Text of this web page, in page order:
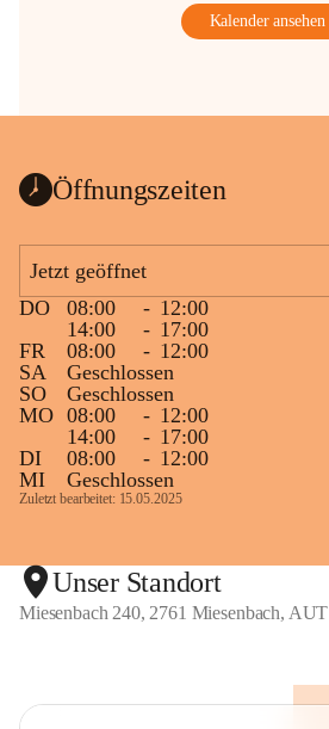
Kalender ansehen
Öffnungszeiten
Jetzt geöffnet
DO
08:00 - 12:00
14:00
- 17:00
FR
08:00 - 12:00
SA
Geschlossen
SO
Geschlossen
MO 08:00 - 12:00
14:00
- 17:00
DI
08:00 - 12:00
MI
Geschlossen
Zuletzt bearbeitet: 15.05.2025
Unser Standort
Miesenbach 240, 2761 Miesenbach, AUT